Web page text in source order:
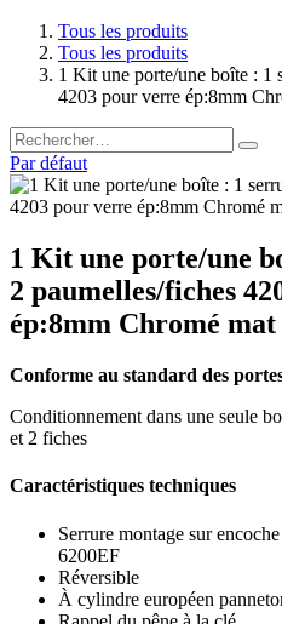
Tous les produits
Tous les produits
1 Kit une porte/une boîte : 1
4203 pour verre ép:8mm
Par défaut
1 Kit une porte/une
2 paumelles/fiches
ép:8mm Chromé mat
Conforme au standard des
Conditionnement dans une seule
et 2 fiches
Caractéristiques techniques
Serrure montage sur
6200EF
Réversible
À cylindre européen